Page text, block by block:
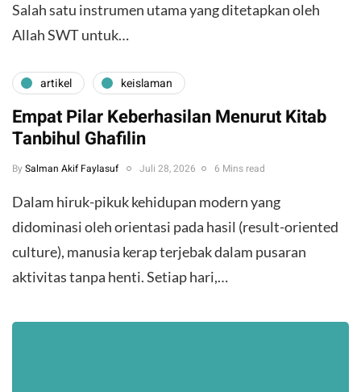
Salah satu instrumen utama yang ditetapkan oleh
Allah SWT untuk…
artikel keislaman
Empat Pilar Keberhasilan Menurut Kitab
Tanbihul Ghafilin
By Salman Akif Faylasuf Juli 28, 2026 6 Mins read
Dalam hiruk-pikuk kehidupan modern yang
didominasi oleh orientasi pada hasil (result-oriented
culture), manusia kerap terjebak dalam pusaran
aktivitas tanpa henti. Setiap hari,…